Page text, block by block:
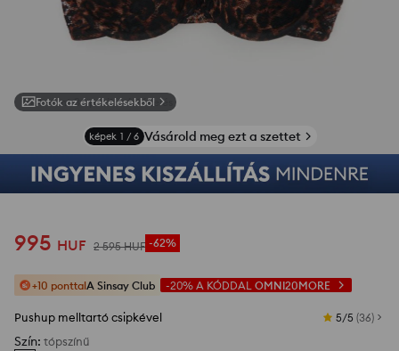
Fotók az értékelésekből
képek 1 / 6 Vásárold meg ezt a szettet
995 HUF 2 595 HUF -62%
+10 ponttalA Sinsay Club -20% A KÓDDAL OMNI20MORE
Pushup melltartó csipkével 5/5 (36)
Szín: tópszínű